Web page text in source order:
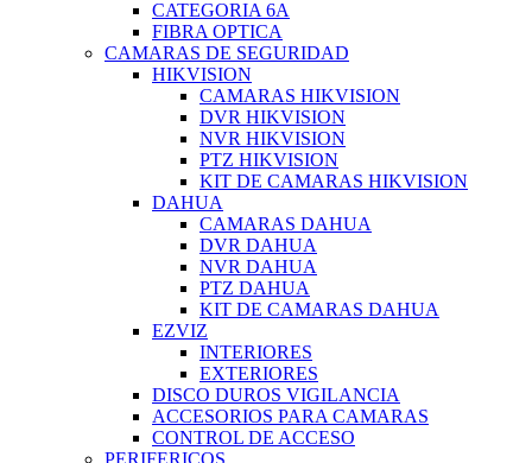
CATEGORIA 6A
FIBRA OPTICA
CAMARAS DE SEGURIDAD
HIKVISION
CAMARAS HIKVISION
DVR HIKVISION
NVR HIKVISION
PTZ HIKVISION
KIT DE CAMARAS HIKVISION
DAHUA
CAMARAS DAHUA
DVR DAHUA
NVR DAHUA
PTZ DAHUA
KIT DE CAMARAS DAHUA
EZVIZ
INTERIORES
EXTERIORES
DISCO DUROS VIGILANCIA
ACCESORIOS PARA CAMARAS
CONTROL DE ACCESO
PERIFERICOS